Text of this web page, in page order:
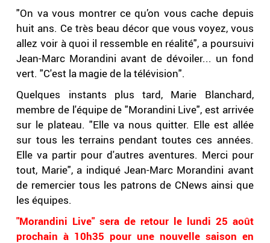
"On va vous montrer ce qu’on vous cache depuis
huit ans. Ce très beau décor que vous voyez, vous
allez voir à quoi il ressemble en réalité", a poursuivi
Jean-Marc Morandini avant de dévoiler... un fond
vert. "C'est la magie de la télévision".
Quelques instants plus tard, Marie Blanchard,
membre de l'équipe de "Morandini Live", est arrivée
sur le plateau. "Elle va nous quitter. Elle est allée
sur tous les terrains pendant toutes ces années.
Elle va partir pour d'autres aventures. Merci pour
tout, Marie", a indiqué Jean-Marc Morandini avant
de remercier tous les patrons de CNews ainsi que
les équipes.
"Morandini Live" sera de retour le lundi 25 août
prochain à 10h35 pour une nouvelle saison en